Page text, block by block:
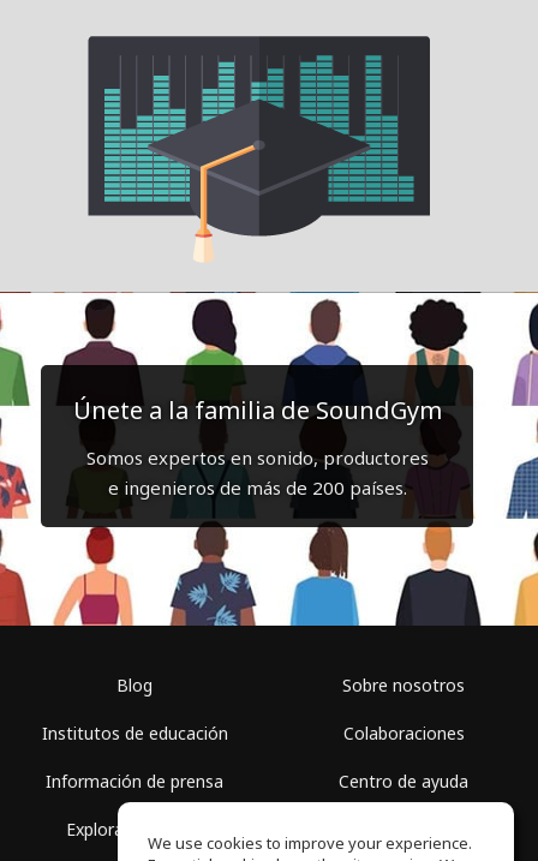
Únete a la familia de SoundGym
Somos expertos en sonido, productores
e ingenieros de más de 200 países.
Blog
Institutos de educación
Información de prensa
Explorar espacios
Sobre nosotros
Colaboraciones
Centro de ayuda
We use cookies to improve your experience.